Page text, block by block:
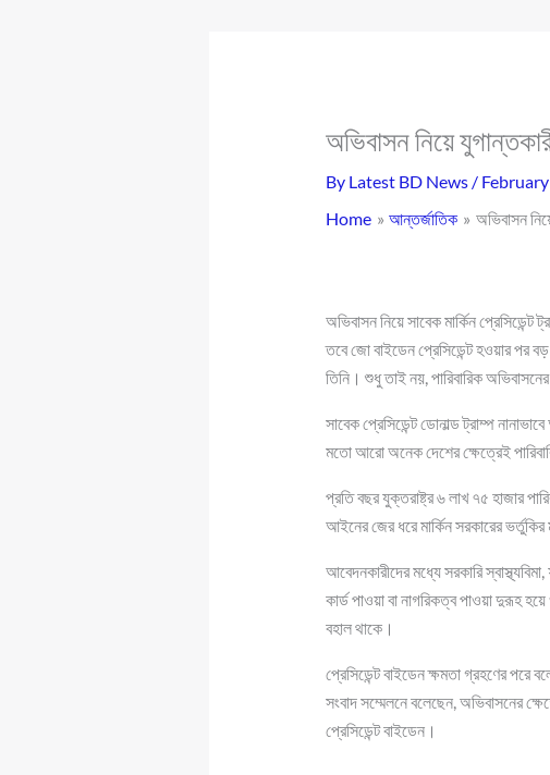
অভিবাসন নিয়ে
By Latest BD News /
Home
আন্তর্জাতিক অভিবাসন
অভিবাসন নিয়ে সাবেক মার্কিন
তবে জো বাইডেন প্রেসিডেন্ট হওয়ার পর
তিনি। শুধু তাই নয়, পারিবারিক অভিবাসনের
সাবেক প্রেসিডেন্ট ডোনাল্ড ট্রাম্প
মতো আরো অনেক দেশের ক্ষেত্রেই
প্রতি বছর যুক্তরাষ্ট্র ৬ লাখ ৭৫ হাজার
আইনের জের ধরে মার্কিন সরকারের ভর্তুকির
আবেদনকারীদের মধ্যে সরকারি
কার্ড পাওয়া বা নাগরিকত্ব পাওয়া দুরূহ
বহাল থাকে।
প্রেসিডেন্ট বাইডেন ক্ষমতা গ্রহণের পরে
সংবাদ সম্মেলনে বলেছেন, অভিবাসনের
প্রেসিডেন্ট বাইডেন।